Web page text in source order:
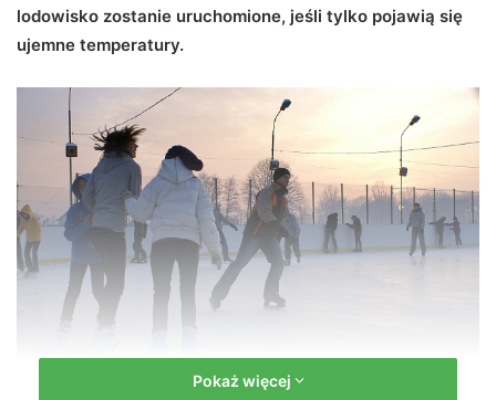
i
lodowisko zostanie uruchomione, jeśli tylko pojawią się
ujemne temperatury.
Pokaż więcej